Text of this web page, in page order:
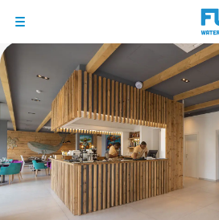
BONS PLANS
DESTINATIONS
OÙ ET QUAND PARTIR ?
INSPIRATIONS
COACHINGS & CAMPS
1/7